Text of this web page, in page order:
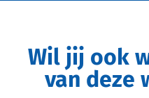
Wil jij ook werken bij één
van deze